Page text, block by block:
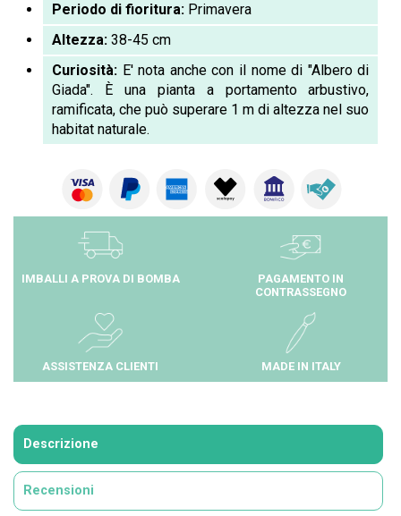
Periodo di fioritura: Primavera
Altezza: 38-45 cm
Curiosità: E' nota anche con il nome di "Albero di
Giada". È una pianta a portamento arbustivo,
ramificata, che può superare 1 m di altezza nel suo
habitat naturale.
IMBALLI A PROVA DI BOMBA
PAGAMENTO IN
CONTRASSEGNO
ASSISTENZA CLIENTI MADE IN ITALY
Descrizione
Recensioni